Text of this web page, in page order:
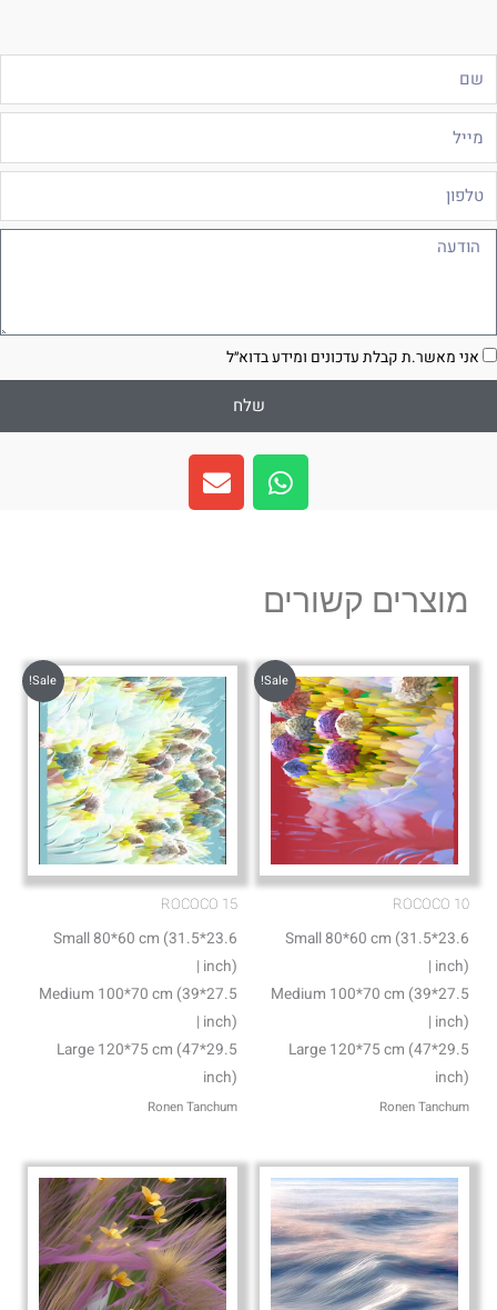
אני מאשר.ת קבלת עדכונים ומידע בדוא״ל
שלח
W
h
a
a
p
E
n
v
e
מוצרים קשורים
Sale!
ROCOCO 10
Small 80*60 cm (31.5*23.6
inch) |
Medium 100*70 cm (39*27.5
inch) |
Large 120*75 cm (47*29.5
inch)
Ronen Tanchum
Sale!
ROCOCO 15
Small 80*60 cm (31.5*23.6
inch) |
Medium 100*70 cm (39*27.5
inch) |
Large 120*75 cm (47*29.5
inch)
Ronen Tanchum